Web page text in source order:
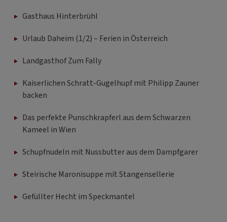
Gasthaus Hinterbrühl
Urlaub Daheim (1/2) – Ferien in Österreich
Landgasthof Zum Fally
Kaiserlichen Schratt-Gugelhupf mit Philipp Zauner
backen
Das perfekte Punschkrapferl aus dem Schwarzen
Kameel in Wien
Schupfnudeln mit Nussbutter aus dem Dampfgarer
Steirische Maronisuppe mit Stangensellerie
Gefüllter Hecht im Speckmantel